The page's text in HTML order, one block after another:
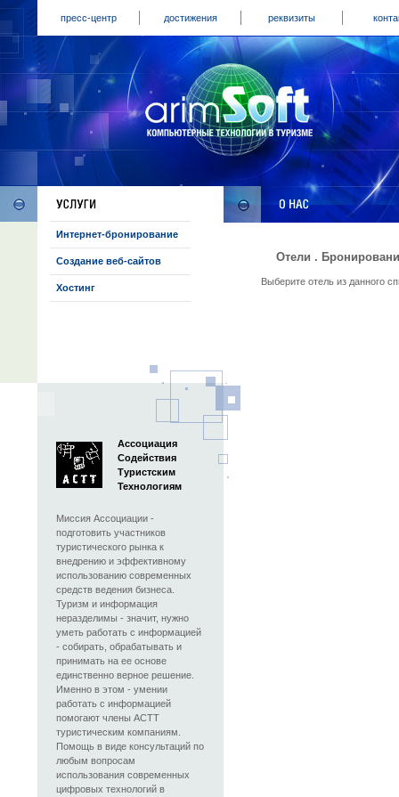
пресс-центр достижения реквизиты
Интернет-бронирование
Создание веб-сайтов
Хостинг
Ассоциация
Содействия
Туристским
Технологиям
Миссия Ассоциации -
подготовить участников
туристического рынка к
внедрению и эффективному
использованию современных
средств ведения бизнеса.
Туризм и информация
неразделимы - значит, нужно
уметь работать с информацией
- собирать, обрабатывать и
принимать на ее основе
единственно верное решение.
Именно в этом - умении
работать с информацией
помогают члены АСТТ
туристическим компаниям.
Помощь в виде консультаций по
любым вопросам
использования современных
цифровых технологий в
Отели .
Выберите отель из данного